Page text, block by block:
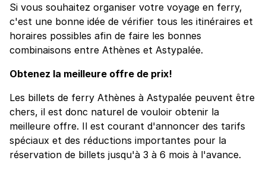
Si vous souhaitez organiser votre voyage en ferry,
c'est une bonne idée de vérifier tous les itinéraires et
horaires possibles afin de faire les bonnes
combinaisons entre Athènes et Astypalée.
Obtenez la meilleure offre de prix!
Les billets de ferry Athènes à Astypalée peuvent être
chers, il est donc naturel de vouloir obtenir la
meilleure offre. Il est courant d'annoncer des tarifs
spéciaux et des réductions importantes pour la
réservation de billets jusqu'à 3 à 6 mois à l'avance.